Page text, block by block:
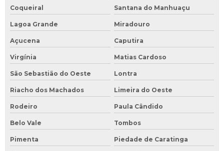
Coqueiral Santana do Manhuaçu
Lagoa Grande Miradouro
Açucena Caputira
Virgínia Matias Cardoso
São Sebastião do Oeste Lontra
Riacho dos Machados Limeira do Oeste
Rodeiro Paula Cândido
Belo Vale Tombos
Pimenta Piedade de Caratinga